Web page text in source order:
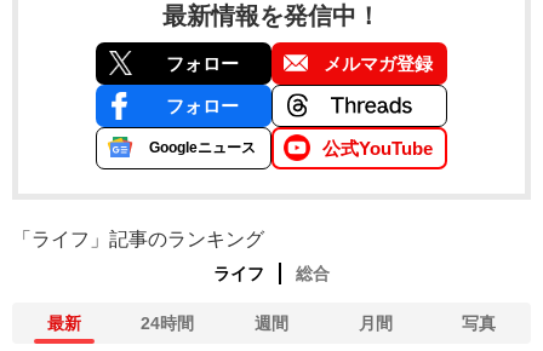
最新情報を発信中！
フォロー メルマガ登録
フォロー
Googleニュース 公式YouTube
「ライフ」記事のランキング
ライフ 総合
最新 24時間 週間 月間 写真